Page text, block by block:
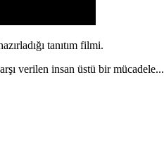
tanıtım filmi.
verilen insan üstü bir mücadele...